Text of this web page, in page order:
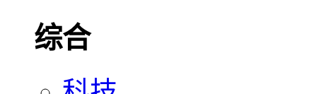
综合